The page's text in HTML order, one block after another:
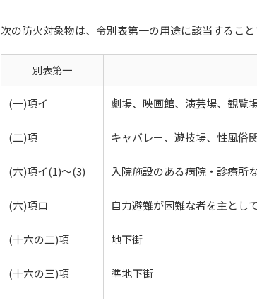
次の防火対象物は、令別表第一の用途に該当するこ
別表第一
(一)項イ 劇場、映画館、演芸場、観覧
(二)項 キャバレー、遊技場、性風俗
(六)項イ(1)〜(3) 入院施設のある病院・診療所
(六)項ロ 自力避難が困難な者を主とし
(十六の二)項 地下街
(十六の三)項 準地下街